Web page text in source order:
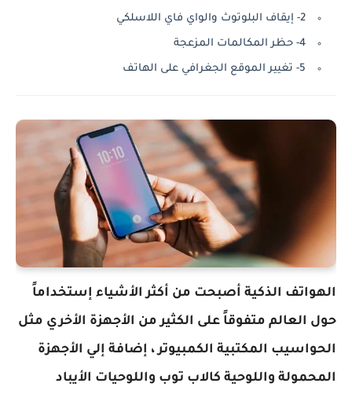
2- إيقاف البلوتوث والواي فاي اللاسلكي
4- حظر المكالمات المزعجة
5- تغيير الموقع الجغرافي على الهاتف
الهواتف الذكية أصبحت من أكثر الأشياء إستخداماً
حول العالم متفوقاً على الكثير من الأجهزة الأخري مثل
الحواسيب المكتبية الكمبيوتر ، إضافة إلي الأجهزة
المحمولة واللوحية كالاب توب واللوحيات الأيباد